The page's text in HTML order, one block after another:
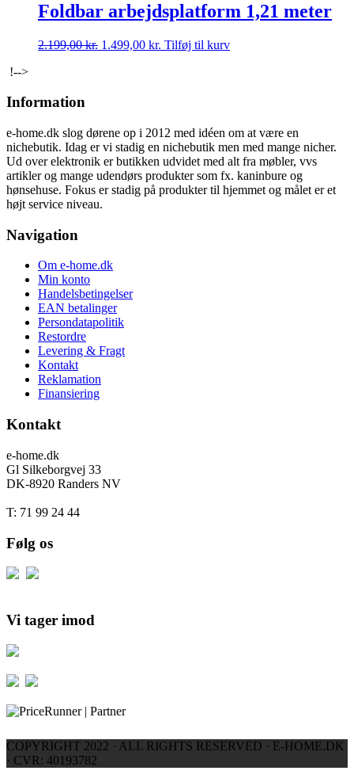
Foldbar arbejdsplatform 1,21 meter
2.199,00kr. Den
1.499,00 kr. Den
Tilføj til kurv
!-->
Information
e-home.dk slog dørene op i 2012 med idéen om at være en
nichebutik. Idag er vi stadig en nichebutik men med mange nicher.
Ud over elektronik er butikken udvidet med alt fra møbler, vvs
artikler og mange udendørs produkter som fx. kaninbure og
hønsehuse. Fokus er stadig på produkter til hjemmet og målet er et
højt service niveau.
Navigation
Om e-home.dk
Min konto
Handelsbetingelser
EAN betalinger
Persondatapolitik
Restordre
Levering & Fragt
Kontakt
Reklamation
Finansiering
Kontakt
e-home.dk
Gl Silkeborgvej 33
DK-8920 Randers NV
T: 71 99 24 44
Følg os
Vi tager imod
COPYRIGHT 2022 · ALL RIGHTS RESERVED · E-HOME.DK
· CVR: 40193782